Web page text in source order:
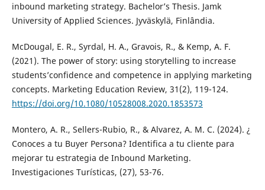
inbound marketing strategy. Bachelor’s Thesis. Jamk
University of Applied Sciences. Jyväskylä, Finlândia.
McDougal, E. R., Syrdal, H. A., Gravois, R., & Kemp, A. F.
(2021). The power of story: using storytelling to increase
students’confidence and competence in applying marketing
concepts. Marketing Education Review, 31(2), 119-124.
https://doi.org/10.1080/10528008.2020.1853573
Montero, A. R., Sellers-Rubio, R., & Alvarez, A. M. C. (2024). ¿
Conoces a tu Buyer Persona? Identifica a tu cliente para
mejorar tu estrategia de Inbound Marketing.
Investigaciones Turísticas, (27), 53-76.